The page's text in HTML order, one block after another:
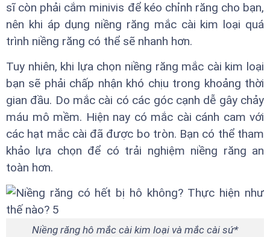
sĩ còn phải cắm minivis để kéo chỉnh răng cho bạn,
nên khi áp dụng niềng răng mắc cài kim loại quá
trình niềng răng có thể sẽ nhanh hơn.
Tuy nhiên, khi lựa chọn niềng răng mắc cài kim loại
bạn sẽ phải chấp nhận khó chịu trong khoảng thời
gian đầu. Do mắc cài có các góc cạnh dễ gây chảy
máu mô mềm. Hiện nay có mắc cài cánh cam với
các hạt mắc cài đã được bo tròn. Bạn có thể tham
khảo lựa chọn để có trải nghiệm niềng răng an
toàn hơn.
Niềng răng hô mắc cài kim loại và mắc cài sứ*